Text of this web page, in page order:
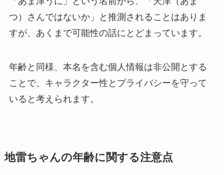
つ）さんではないか」と推測されることはありま
すが、あくまで可能性の話にとどまっています。
年齢と同様、本名を含む個人情報は非公開とする
ことで、キャラクター性とプライバシーを守って
いると考えられます。
地雷ちゃんの年齢に関する注意点